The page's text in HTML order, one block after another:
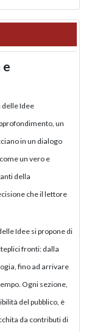
Idee
un
in un dialogo
un vero e
della
che il lettore
Idee si propone di
fronti: dalla
fino ad arrivare
Ogni sezione,
del pubblico, è
da contributi di